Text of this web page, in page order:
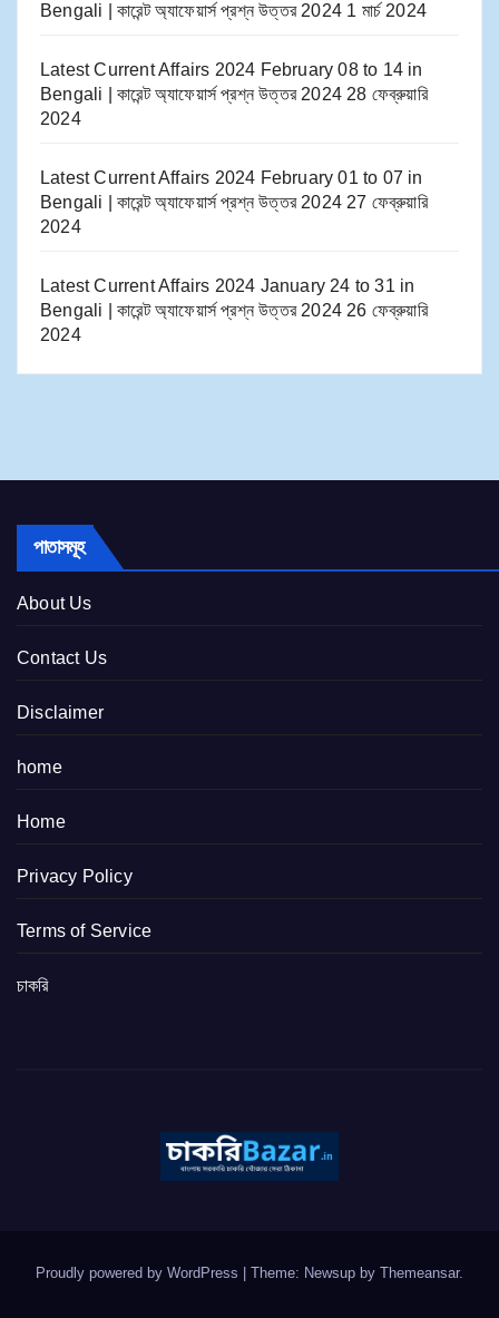
Bengali | কারেন্ট অ্যাফেয়ার্স প্রশ্ন উত্তর 2024 1 মার্চ 2024
Latest Current Affairs 2024 February 08 to 14​ in
Bengali | কারেন্ট অ্যাফেয়ার্স প্রশ্ন উত্তর 2024 28 ফেব্রুয়ারি
2024
Latest Current Affairs 2024 February 01 to 07​ in
Bengali | কারেন্ট অ্যাফেয়ার্স প্রশ্ন উত্তর 2024 27 ফেব্রুয়ারি
2024
Latest Current Affairs 2024 January 24 to 31​ in
Bengali | কারেন্ট অ্যাফেয়ার্স প্রশ্ন উত্তর 2024 26 ফেব্রুয়ারি
2024
পাতাসমূহ
About Us
Contact Us
Disclaimer
home
Home
Privacy Policy
Terms of Service
চাকরি
Proudly powered by WordPress Theme: Newsup by Themeansar.